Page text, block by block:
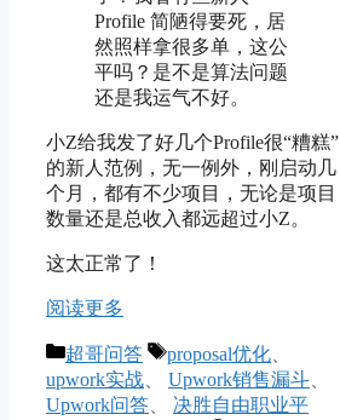
Profile 简陋得要死，居
然照样拿很多单，这公
平吗？是不是算法问题
还是我运气不好。
小Z给我发了好几个Profile很“糟糕”
的新人范例，无一例外，刚启动几
个月，都有不少项目，无论是项目
数量还是总收入都远超过小Z。
这太正常了！
阅读更多
分
类
超哥问答
标
签
proposal优化
upwork实战
Upwork销售漏斗
Upwork问答
决胜自由职业平